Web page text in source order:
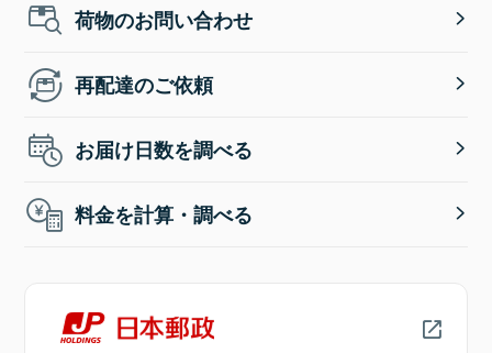
荷物のお問い合わせ
再配達のご依頼
お届け日数を調べる
料金を計算・調べる